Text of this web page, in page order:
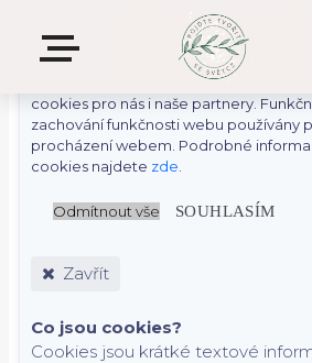
S cílem usnadnit uživatelům používat
využíváme cookies. Kliknutím na
použitím preferenčních, statistických i
cookies pro nás i naše partnery.
zachování funkčnosti webu používány
procházení webem. Podrobné
cookies najdete zde
Odmítnout vše SOUHLASÍM
Zavřít
Co jsou cookies?
Cookies jsou krátké textové